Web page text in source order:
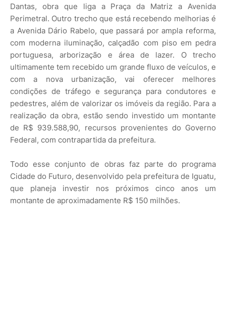
Dantas, obra que liga a Praça da Matriz a Avenida
Perimetral. Outro trecho que está recebendo melhorias é
a Avenida Dário Rabelo, que passará por ampla reforma,
com moderna iluminação, calçadão com piso em pedra
portuguesa, arborização e área de lazer. O trecho
ultimamente tem recebido um grande fluxo de veículos, e
com a nova urbanização, vai oferecer melhores
condições de tráfego e segurança para condutores e
pedestres, além de valorizar os imóveis da região. Para a
realização da obra, estão sendo investido um montante
de R$ 939.588,90, recursos provenientes do Governo
Federal, com contrapartida da prefeitura.
Todo esse conjunto de obras faz parte do programa
Cidade do Futuro, desenvolvido pela prefeitura de Iguatu,
que planeja investir nos próximos cinco anos um
montante de aproximadamente R$ 150 milhões.